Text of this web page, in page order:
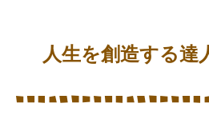
人生を創造する達